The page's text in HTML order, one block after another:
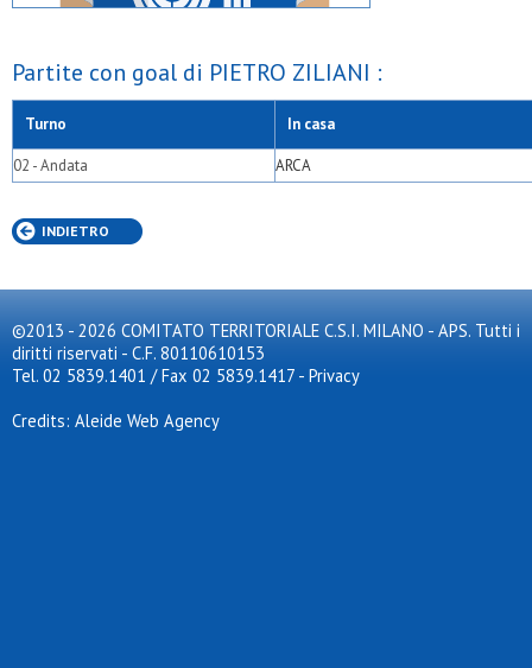
Partite con goal di PIETRO ZILIANI :
Turno In casa
02 - Andata ARCA
INDIETRO
©2013 - 2026 COMITATO TERRITORIALE C.S.I. MILANO - APS. Tutti i
diritti riservati - C.F. 80110610153
Tel. 02 5839.1401 / Fax 02 5839.1417 - Privacy
Credits: Aleide Web Agency